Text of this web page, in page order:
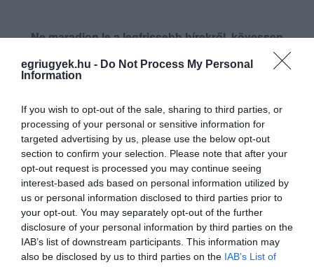
egriugyek.hu - Do Not Process My Personal
Information
If you wish to opt-out of the sale, sharing to third parties, or
processing of your personal or sensitive information for
targeted advertising by us, please use the below opt-out
section to confirm your selection. Please note that after your
opt-out request is processed you may continue seeing
interest-based ads based on personal information utilized by
us or personal information disclosed to third parties prior to
your opt-out. You may separately opt-out of the further
disclosure of your personal information by third parties on the
IAB’s list of downstream participants. This information may
also be disclosed by us to third parties on the IAB’s List of
Ne maradjon le a legfrissebb hírekről, kövessen
bennünket az EGRI ÜGYEK Google Hírek oldalán!
Legfrissebb híreink